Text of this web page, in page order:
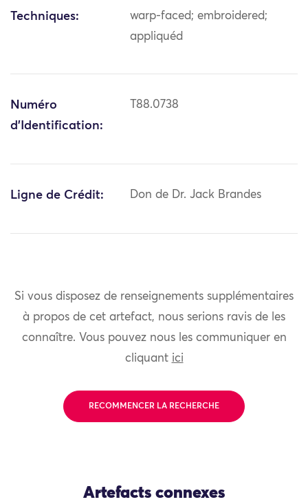
Techniques:
warp-faced; embroidered;
appliquéd
Numéro
d'Identification:
T88.0738
Ligne de Crédit: Don de Dr. Jack Brandes
Si vous disposez de renseignements supplémentaires
à propos de cet artefact, nous serions ravis de les
connaître. Vous pouvez nous les communiquer en
cliquant ici
RECOMMENCER LA RECHERCHE
Artefacts connexes